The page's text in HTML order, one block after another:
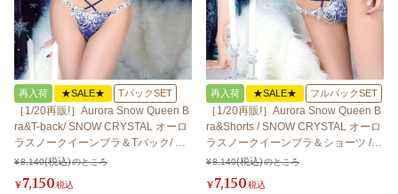
再入荷 ★SALE★ TバックSET
［1/20再販!］Aurora Snow Queen B
ra&T-back/ SNOW CRYSTAL オーロ
ラスノークイーンブラ＆Tバック/ ス
ノークリスタル 【LB5500】
¥8,140 のところ
¥7,150税込
再入荷 ★SALE★ フルバックSET
［1/20再販!］Aurora Snow Queen B
ra&Shorts / SNOW CRYSTAL オーロ
ラスノークイーンブラ＆ショーツ /
スノークリスタル 【LB5500】
¥8,140 のところ
¥7,150税込